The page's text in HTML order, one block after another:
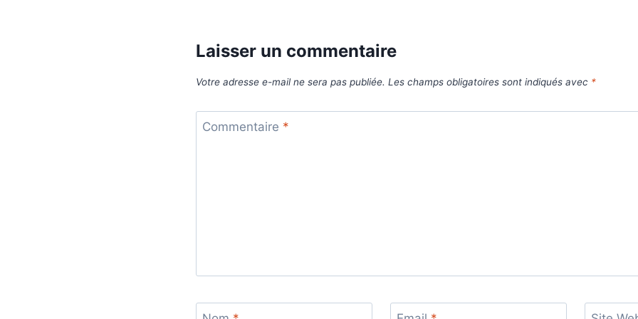
Laisser un commentaire
Votre adresse e-mail ne sera pas publiée. Les champs obligatoires sont indiqués avec *
Commentaire *